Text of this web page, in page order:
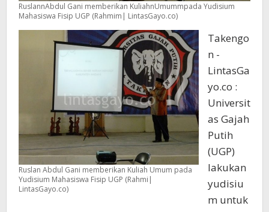
RuslannAbdul Gani memberikan KuliahnUmummpada Yudisium
Mahasiswa Fisip UGP (Rahmim| LintasGayo.co)
Ruslan Abdul Gani memberikan Kuliah Umum pada
Yudisium Mahasiswa Fisip UGP (Rahmi|
LintasGayo.co)
Takengo
n -
LintasGa
yo.co :
Universit
as Gajah
Putih
(UGP)
lakukan
yudisiu
m untuk